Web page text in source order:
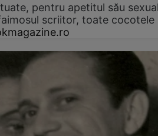
pentru apetitul său
scriitor, toate cocotele